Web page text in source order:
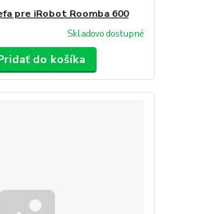
pre iRobot Roomba 600
Skladovo dostupné
do košíka